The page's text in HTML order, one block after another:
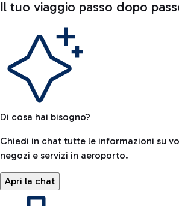
Il tuo viaggio passo dopo
Di cosa hai bisogno?
Chiedi in chat tutte le informazioni su
negozi e servizi in aeroporto.
Apri la chat